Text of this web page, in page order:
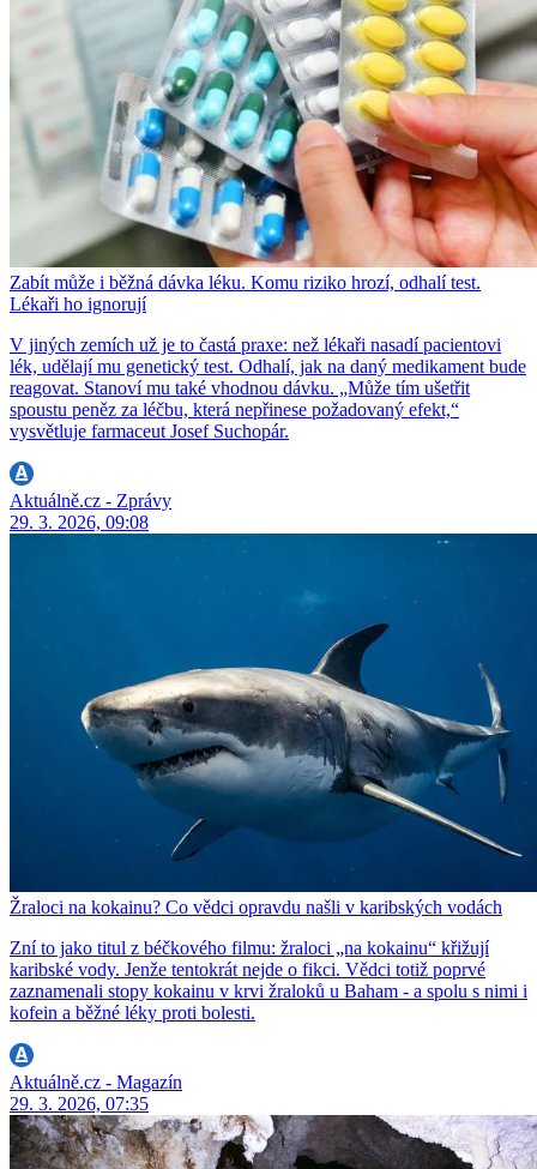
Zabít může i běžná dávka léku. Komu riziko hrozí, odhalí test.
Lékaři ho ignorují
V jiných zemích už je to častá praxe: než lékaři nasadí pacientovi
lék, udělají mu genetický test. Odhalí, jak na daný medikament bude
reagovat. Stanoví mu také vhodnou dávku. „Může tím ušetřit
spoustu peněz za léčbu, která nepřinese požadovaný efekt,“
vysvětluje farmaceut Josef Suchopár.
Aktuálně.cz - Zprávy
29. 3. 2026, 09:08
Žraloci na kokainu? Co vědci opravdu našli v karibských vodách
Zní to jako titul z béčkového filmu: žraloci „na kokainu“ křižují
karibské vody. Jenže tentokrát nejde o fikci. Vědci totiž poprvé
zaznamenali stopy kokainu v krvi žraloků u Baham - a spolu s nimi i
kofein a běžné léky proti bolesti.
Aktuálně.cz - Magazín
29. 3. 2026, 07:35